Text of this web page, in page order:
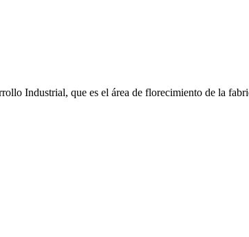
Industrial, que es el área de florecimiento de la